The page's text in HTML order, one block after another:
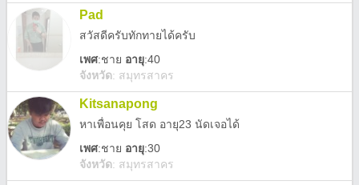
Pad
สวัสดีครับทักทายได้ครับ
เพศ:ชาย อายุ:40
จังหวัด: สมุทรสาคร
Kitsanapong
หาเพื่อนคุย โสด อายุ23 นัดเจอได้
เพศ:ชาย อายุ:30
จังหวัด: สมุทรสาคร